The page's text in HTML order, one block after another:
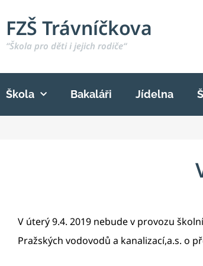
FZŠ Trávníčkova
“Škola pro děti i jejich rodiče“
Škola Bakaláři Jídelna
V úterý 9.4. 2019 nebude v provozu
Pražských vodovodů a kanalizací,a.s. o